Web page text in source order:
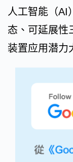
人工智能（AI
态、可延展性
装置应用潜力